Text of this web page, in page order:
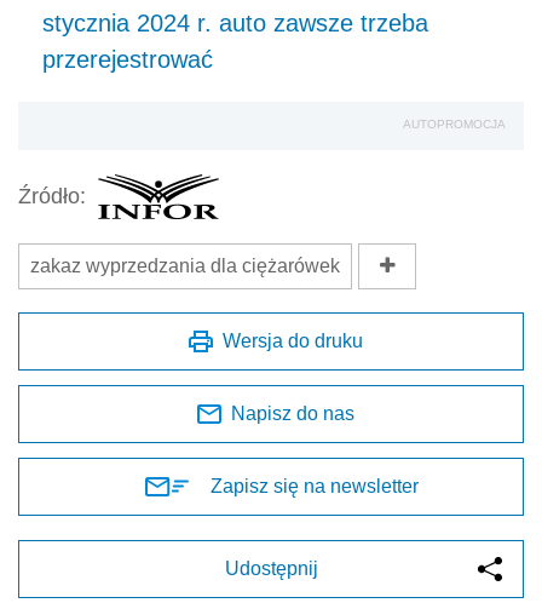
stycznia 2024 r. auto zawsze trzeba
przerejestrować
AUTOPROMOCJA
Źródło:
zakaz wyprzedzania dla ciężarówek
Wersja do druku
Napisz do nas
Zapisz się na newsletter
Udostępnij